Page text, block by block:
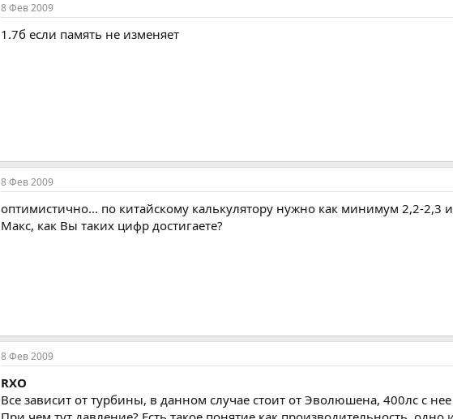
8 Фев 2009
1.7б если память не изменяет
8 Фев 2009
оптимистично... по китайскому калькулятору нужно как минимум 2,2-2,3
Макс, как Вы таких цифр достигаете?
8 Фев 2009
RXO
Все зависит от турбины, в данном случае стоит от Эволюшена, 400лс с нее